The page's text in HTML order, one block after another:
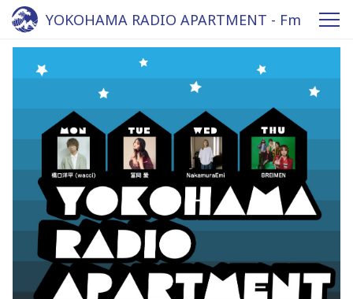
YOKOHAMA RADIO APARTMENT - Fm
yokohama 84.7